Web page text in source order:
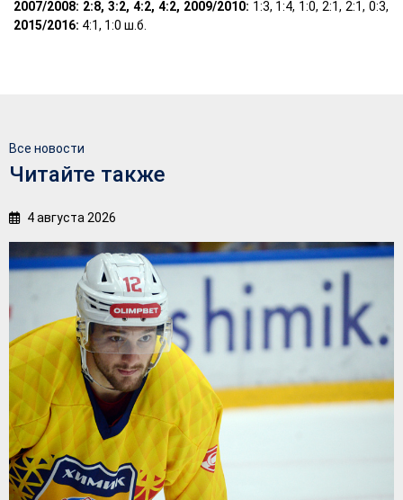
2007/2008: 2:8, 3:2, 4:2, 4:2, 2009/2010: 1:3, 1:4, 1:0, 2:1, 2:1, 0:3,
2015/2016: 4:1, 1:0 ш.б.
Все новости
Читайте также
4 августа 2026